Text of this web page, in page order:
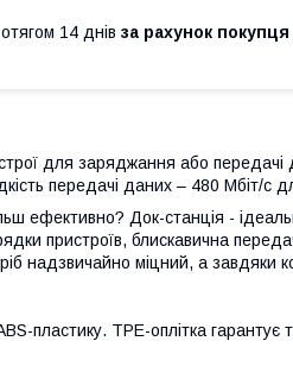
14 днів за рахунок покупця
для заряджання або передачі
передачі даних – 480 Мбіт/с
ефективно? Док-станція -
пристроїв, блискавична
надзвичайно міцний, а завдяки
пластику. TPE-оплітка гарантує